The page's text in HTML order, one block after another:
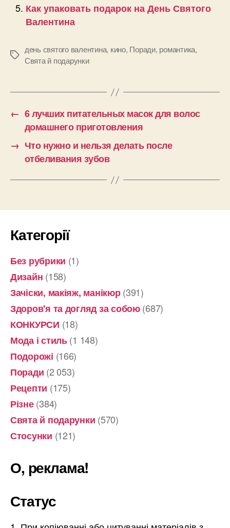
Как упаковать подарок на День Святого
Валентина
Позначки
день святого валентина, кино, Поради, романтика,
Свята й подарунки
← 6 лучших питательных масок для волос
домашнего приготовления
→ Что нужно и нельзя делать после
отбеливания зубов
Категорії
Без рубрики (1)
Дизайн (158)
Зачіски, макіяж, манікюр(391)
Здоров'я та догляд за собою(687)
КОНКУРСИ (18)
Мода і стиль(1 148)
Подорожі (166)
Поради (2 053)
Рецепти (175)
Різне(384)
Свята й подарунки (570)
Стосунки (121)
О, реклама!
Статус